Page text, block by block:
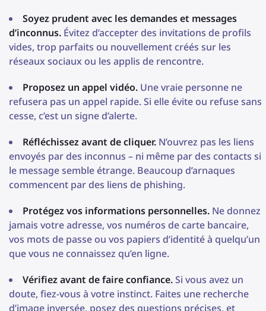
Soyez prudent avec les demandes et messages
d’inconnus. Évitez d’accepter des invitations de profils
vides, trop parfaits ou nouvellement créés sur les
réseaux sociaux ou les applis de rencontre.
Proposez un appel vidéo. Une vraie personne ne
refusera pas un appel rapide. Si elle évite ou refuse sans
cesse, c’est un signe d’alerte.
Réfléchissez avant de cliquer. N’ouvrez pas les liens
envoyés par des inconnus – ni même par des contacts si
le message semble étrange. Beaucoup d’arnaques
commencent par des liens de phishing.
Protégez vos informations personnelles. Ne donnez
jamais votre adresse, vos numéros de carte bancaire,
vos mots de passe ou vos papiers d’identité à quelqu’un
que vous ne connaissez qu’en ligne.
Vérifiez avant de faire confiance.Si vous avez un
doute, fiez-vous à votre instinct. Faites une recherche
d’image inversée, posez des questions précises, et